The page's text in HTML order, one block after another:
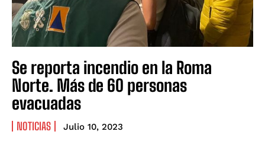
Se reporta incendio en la Roma
Norte. Más de 60 personas
evacuadas
NOTICIAS Julio 10, 2023